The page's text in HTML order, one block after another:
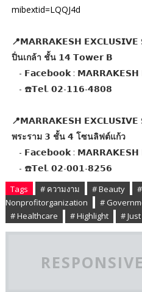
mibextid=LQQJ4d
📍𝗠𝗔𝗥𝗥𝗔𝗞𝗘𝗦𝗛 𝗘𝗫𝗖𝗟𝗨𝗦𝗜𝗩𝗘
ปิ่นเกล้า ชั้น 𝟭𝟰 𝗧𝗼𝘄𝗲𝗿 𝗕
- 𝗙𝗮𝗰𝗲𝗯𝗼𝗼𝗸 : 𝗠𝗔𝗥𝗥𝗔𝗞𝗘𝗦𝗛
- ☎️𝗧𝗲𝗹. 𝟬𝟮-𝟭𝟭𝟲-𝟰𝟴𝟬𝟴
📍𝗠𝗔𝗥𝗥𝗔𝗞𝗘𝗦𝗛 𝗘𝗫𝗖𝗟𝗨𝗦𝗜𝗩𝗘
พระราม 𝟯 ชั้น 𝟰 โซนลิฟต์แก้ว
- 𝗙𝗮𝗰𝗲𝗯𝗼𝗼𝗸 :
- ☎️𝗧𝗲𝗹. 𝟬𝟮-𝟬𝟬𝟭-𝟴𝟮𝟱𝟲
Tags # ความงาม # Beauty
Nonprofitorganization
#
# Healthcare
# Highlight #